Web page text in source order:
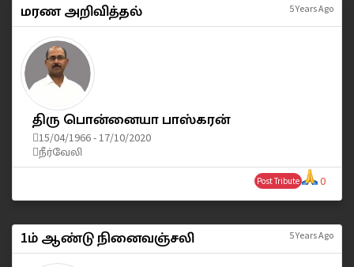
மரண அறிவித்தல் 5 Years Ago
திரு பொன்னையா பாஸ்கரன்
15/04/1966 - 17/10/2020
நீர்வேலி
0
Post Tribute
1ம் ஆண்டு நினைவஞ்சலி 5 Years Ago